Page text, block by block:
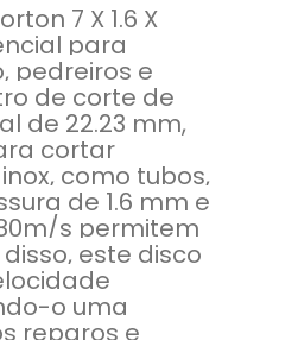
7 X 1.6 X
para
pedreiros e
de corte de
de 22.23 mm,
cortar
como tubos,
de 1.6 mm e
s permitem
este disco
o uma
reparos e